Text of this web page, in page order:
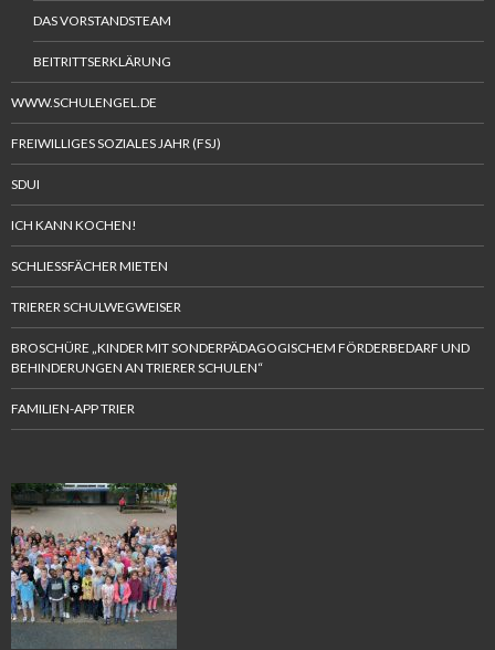
DAS VORSTANDSTEAM
BEITRITTSERKLÄRUNG
WWW.SCHULENGEL.DE
FREIWILLIGES SOZIALES JAHR (FSJ)
SDUI
ICH KANN KOCHEN!
SCHLIESSFÄCHER MIETEN
TRIERER SCHULWEGWEISER
BROSCHÜRE „KINDER MIT SONDERPÄDAGOGISCHEM FÖRDERBEDARF UND
BEHINDERUNGEN AN TRIERER SCHULEN“
FAMILIEN-APP TRIER